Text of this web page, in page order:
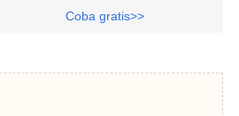
Coba gratis>>